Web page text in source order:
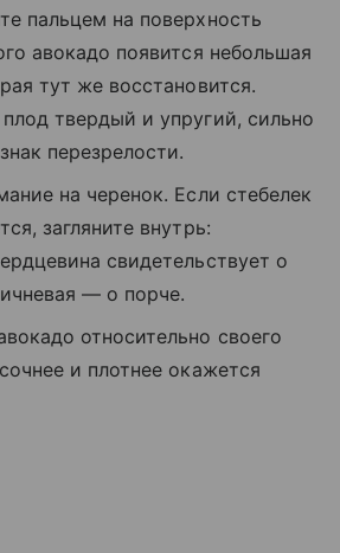
пальцем на поверхность
авокадо появится небольшая
тут же восстановится.
твердый и упругий, сильно
перезрелости.
на черенок. Если стебелек
загляните внутрь:
свидетельствует о
— о порче.
относительно своего
и плотнее окажется